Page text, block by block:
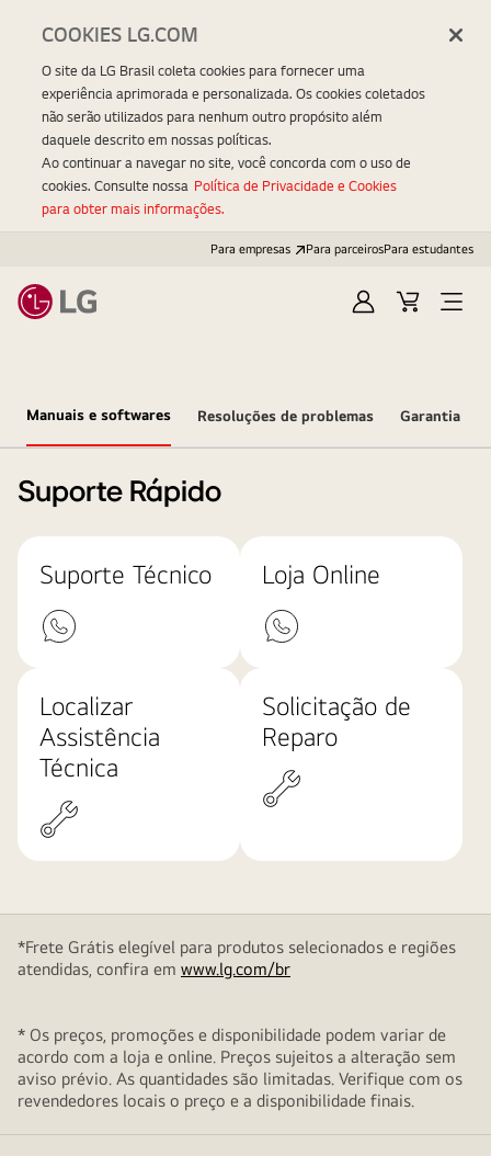
Para empresas Para parceirosPara estudantes
EntrarCarrinhoOpen
Manuais e softwares Resoluções de problemas Garantia
Suporte Rápido
Suporte Técnico Loja Online
Localizar
Assistência
Técnica
Solicitação de
Reparo
*Frete Grátis elegível para produtos selecionados e regiões
atendidas, confira em www.lg.com/br
* Os preços, promoções e disponibilidade podem variar de
acordo com a loja e online. Preços sujeitos a alteração sem
aviso prévio. As quantidades são limitadas. Verifique com os
revendedores locais o preço e a disponibilidade finais.
COOKIES LG.COM
O site da LG Brasil coleta cookies para fornecer uma
experiência aprimorada e personalizada. Os cookies coletados
não serão utilizados para nenhum outro propósito além
daquele descrito em nossas políticas.
Ao continuar a navegar no site, você concorda com o uso de
cookies. Consulte nossa Política de Privacidade e Cookies
para obter mais informações.